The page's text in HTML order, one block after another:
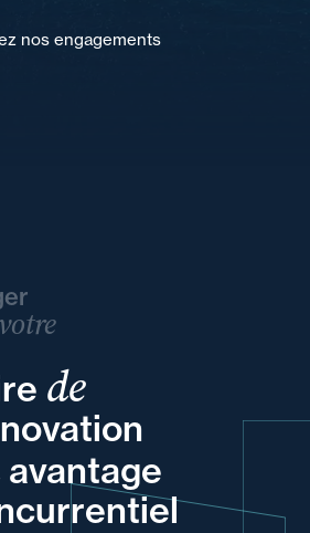
nos engagements
de
avantage
ou
votre
vos
vos